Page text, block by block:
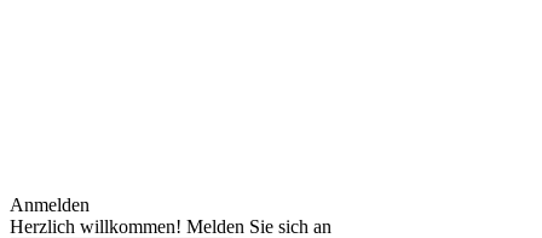
Anmelden
Herzlich willkommen! Melden Sie sich an